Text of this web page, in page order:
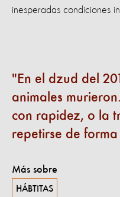
inesperadas condiciones
En el dzud del
animales
con rapidez, o la
repetirse de
Más sobre
HÁBTITAS